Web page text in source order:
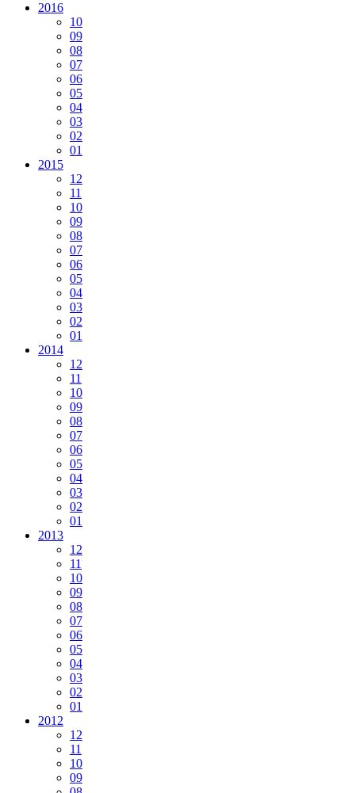
2016
10
09
08
07
06
05
04
03
02
01
2015
12
11
10
09
08
07
06
05
04
03
02
01
2014
12
11
10
09
08
07
06
05
04
03
02
01
2013
12
11
10
09
08
07
06
05
04
03
02
01
2012
12
11
10
09